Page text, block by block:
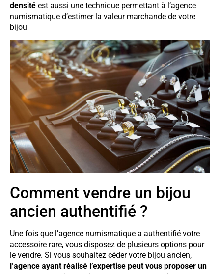
densité est aussi une technique permettant à l’agence
numismatique d’estimer la valeur marchande de votre
bijou.
Comment vendre un bijou
ancien authentifié ?
Une fois que l’agence numismatique a authentifié votre
accessoire rare, vous disposez de plusieurs options pour
le vendre. Si vous souhaitez céder votre bijou ancien,
l’agence ayant réalisé l’expertise peut vous proposer un